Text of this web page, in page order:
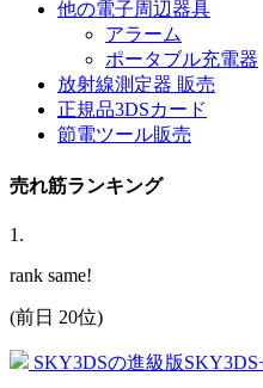
他の電子周辺器具
アラーム
ポータブル充電器
放射線測定器 販売
正規品3DSカード
節電ツール販売
売れ筋ランキング
1 .
rank same!
(前日 20位)
SKY3DSの進級版